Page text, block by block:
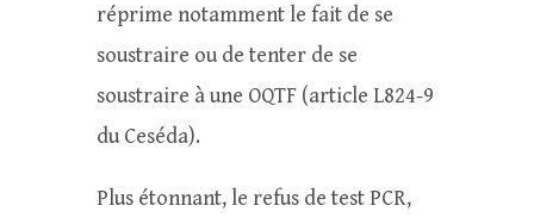
réprime notamment le fait de se
soustraire ou de tenter de se
soustraire à une OQTF (article L824-9
du Ceséda).
Plus étonnant, le refus de test PCR,